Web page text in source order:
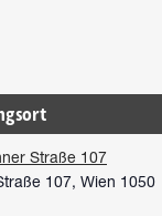
Straße 107
107 Wien 1050